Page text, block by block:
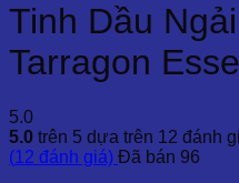
Tinh Dầu
Tarragon
5.0
5.0 trên 5 dựa trên 12 đánh
(12 đánh giá) Đã bán 96